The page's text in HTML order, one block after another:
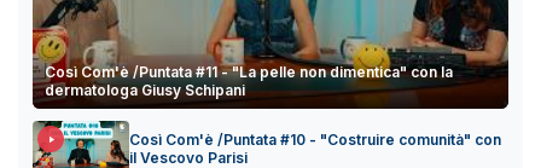
Così Com'è /Puntata #11 - "La pelle non dimentica" con la
dermatologa Giusy Schipani
Così Com'è /Puntata #10 - "Costruire comunità" con
il Vescovo Parisi